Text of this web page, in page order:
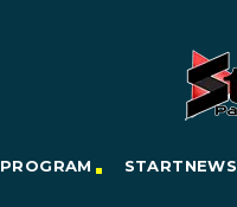
PROGRAM STARTNEWS